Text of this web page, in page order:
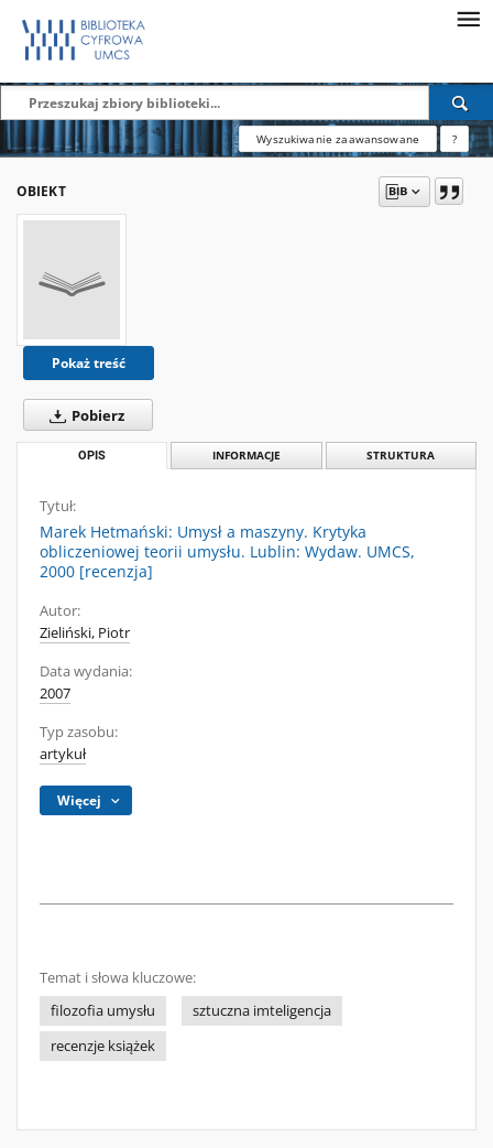
Wyszukiwanie zaawansowane ?
OBIEKT
Pokaż treść
Pobierz
OPIS INFORMACJE STRUKTURA
Tytuł:
Marek Hetmański: Umysł a maszyny. Krytyka
obliczeniowej teorii umysłu. Lublin: Wydaw. UMCS,
2000 [recenzja]
Autor:
Zieliński, Piotr
Data wydania:
2007
Typ zasobu:
artykuł
Więcej
Temat i słowa kluczowe:
filozofia umysłu
sztuczna imteligencja
recenzje książek